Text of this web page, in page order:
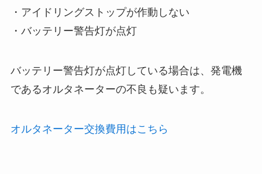
・アイドリングストップが作動しない
・バッテリー警告灯が点灯
バッテリー警告灯が点灯している場合は、発電機
であるオルタネーターの不良も疑います。
オルタネーター交換費用はこちら